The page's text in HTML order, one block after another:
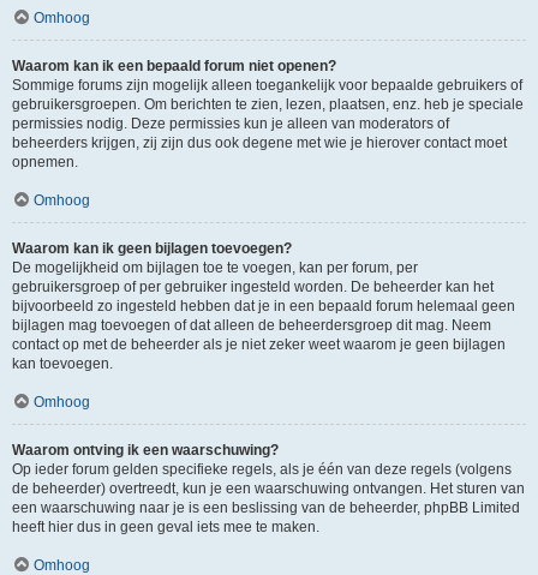
Omhoog
Waarom kan ik een bepaald forum niet openen?
Sommige forums zijn mogelijk alleen toegankelijk voor bepaalde gebruikers of
gebruikersgroepen. Om berichten te zien, lezen, plaatsen, enz. heb je speciale
permissies nodig. Deze permissies kun je alleen van moderators of
beheerders krijgen, zij zijn dus ook degene met wie je hierover contact moet
opnemen.
Omhoog
Waarom kan ik geen bijlagen toevoegen?
De mogelijkheid om bijlagen toe te voegen, kan per forum, per
gebruikersgroep of per gebruiker ingesteld worden. De beheerder kan het
bijvoorbeeld zo ingesteld hebben dat je in een bepaald forum helemaal geen
bijlagen mag toevoegen of dat alleen de beheerdersgroep dit mag. Neem
contact op met de beheerder als je niet zeker weet waarom je geen bijlagen
kan toevoegen.
Omhoog
Waarom ontving ik een waarschuwing?
Op ieder forum gelden specifieke regels, als je één van deze regels (volgens
de beheerder) overtreedt, kun je een waarschuwing ontvangen. Het sturen van
een waarschuwing naar je is een beslissing van de beheerder, phpBB Limited
heeft hier dus in geen geval iets mee te maken.
Omhoog